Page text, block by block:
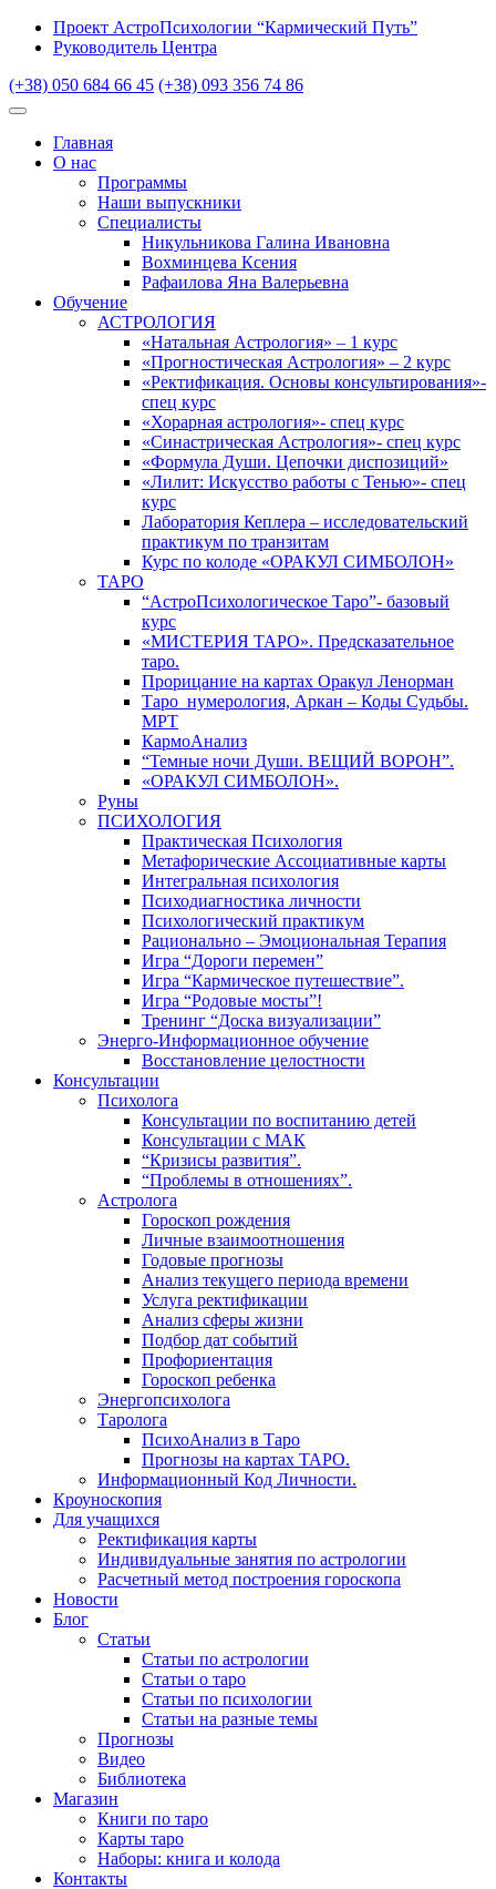
Проект АстроПсихологии “Кармический Путь”
Руководитель Центра
(+38) 050 684 66 45 (+38) 093 356 74 86
Главная
О нас
Программы
Наши выпускники
Специалисты
Никульникова Галина Ивановна
Вохминцева Ксения
Рафаилова Яна Валерьевна
Обучение
АСТРОЛОГИЯ
«Натальная Астрология» – 1 курс
«Прогностическая Астрология» – 2 курс
«Ректификация. Основы консультирования»-
спец курс
«Хорарная астрология»- спец курс
«Синастрическая Астрология»- спец курс
«Формула Души. Цепочки диспозиций»
«Лилит: Искусство работы с Тенью»- спец
курс
Лаборатория Кеплера – исследовательский
практикум по транзитам
Курс по колоде «ОРАКУЛ СИМБОЛОН»
ТАРО
“АстроПсихологическое Таро”- базовый
курс
«МИСТЕРИЯ ТАРО». Предсказательное
таро.
Прорицание на картах Оракул Ленорман
Таро_нумерология, Аркан – Коды Судьбы.
МРТ
КармоАнализ
“Темные ночи Души. ВЕЩИЙ ВОРОН”.
«ОРАКУЛ СИМБОЛОН».
Руны
ПСИХОЛОГИЯ
Практическая Психология
Метафорические Ассоциативные карты
Интегральная психология
Психодиагностика личности
Психологический практикум
Рационально – Эмоциональная Терапия
Игра “Дороги перемен”
Игра “Кармическое путешествие”.
Игра “Родовые мосты”!
Тренинг “Доска визуализации”
Энерго-Информационное обучение
Восстановление целостности
Консультации
Психолога
Консультации по воспитанию детей
Консультации с МАК
“Кризисы развития”.
“Проблемы в отношениях”.
Астролога
Гороскоп рождения
Личные взаимоотношения
Годовые прогнозы
Анализ текущего периода времени
Услуга ректификации
Анализ сферы жизни
Подбор дат событий
Профориентация
Гороскоп ребенка
Энергопсихолога
Таролога
ПсихоАнализ в Таро
Прогнозы на картах ТАРО.
Информационный Код Личности.
Кроуноскопия
Для учащихся
Ректификация карты
Индивидуальные занятия по астрологии
Расчетный метод построения гороскопа
Новости
Блог
Статьи
Статьи по астрологии
Статьи о таро
Статьи по психологии
Статьи на разные темы
Прогнозы
Видео
Библиотека
Магазин
Книги по таро
Карты таро
Наборы: книга и колода
Контакты